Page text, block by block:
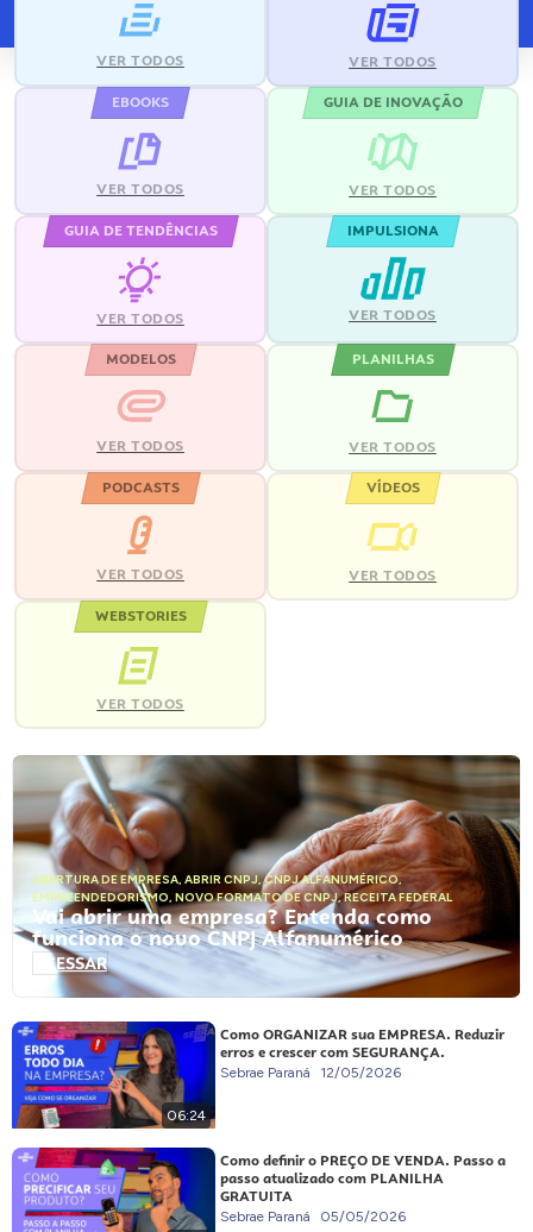
VER TODOS VER TODOS
EBOOKS
VER TODOS
GUIA DE INOVAÇÃO
VER TODOS
GUIA DE TENDÊNCIAS
VER TODOS
IMPULSIONA
VER TODOS
MODELOS
VER TODOS
PLANILHAS
VER TODOS
PODCASTS
VER TODOS
VÍDEOS
VER TODOS
WEBSTORIES
VER TODOS
ABERTURA DE EMPRESA, ABRIR CNPJ,CNPJ ALFANUMÉRICO,
EMPREENDEDORISMO, NOVO FORMATO DE CNPJ,RECEITA FEDERAL
Vai abrir uma empresa? Entenda como
funciona o novo CNPJ Alfanumérico
ACESSAR
06:24
Como ORGANIZAR sua EMPRESA. Reduzir
erros e crescer com SEGURANÇA.
Sebrae Paraná 12/05/2026
Como definir o PREÇO DE VENDA. Passo a
passo atualizado com PLANILHA
GRATUITA
Sebrae Paraná 05/05/2026